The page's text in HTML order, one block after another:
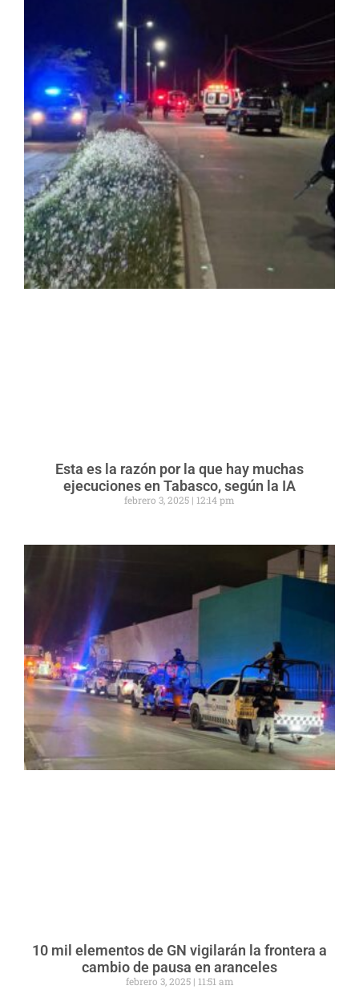
Esta es la razón por la que hay muchas
ejecuciones en Tabasco, según la IA
febrero 3, 2025 12:14 pm
10 mil elementos de GN vigilarán la frontera a
cambio de pausa en aranceles
febrero 3, 2025 11:51 am